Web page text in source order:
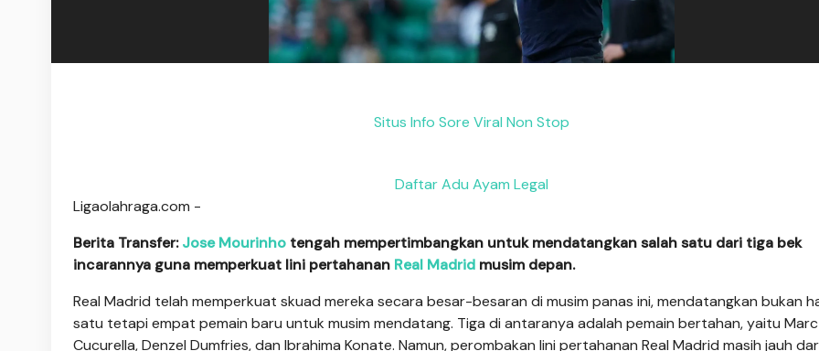
Situs Info Sore Viral Non Stop
Daftar Adu Ayam Legal
Ligaolahraga.com -
Berita Transfer:Jose Mourinho tengah mempertimbangkan untuk mendatangkan salah satu dari tiga bek
incarannya guna memperkuat lini pertahanan Real Madrid musim depan.
Real Madrid telah memperkuat skuad mereka secara besar-besaran di musim panas ini, mendatangkan bukan
satu tetapi empat pemain baru untuk musim mendatang. Tiga di antaranya adalah pemain bertahan, yaitu Marc
Cucurella, Denzel Dumfries, dan Ibrahima Konate. Namun, perombakan lini pertahanan Real Madrid masih jauh